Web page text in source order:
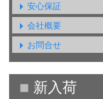
安心保証
会社概要
お問合せ